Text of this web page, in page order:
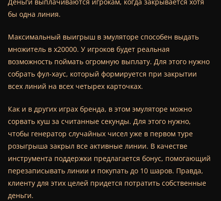
бы одна линия.
Максимальный выигрыш в эмуляторе способен выдать
множитель в х20000. У игроков будет реальная
возможность поймать огромную выплату. Для этого нужно
собрать фул-хаус, который формируется при закрытии
всех линий на всех четырех карточках.
Как и в других играх бренда, в этом эмуляторе можно
сорвать куш за считанные секунды. Для этого нужно,
чтобы генератор случайных чисел уже в первом туре
розыгрыша закрыл все активные линии. В качестве
инструмента поддержки предлагается бонус, помогающий
перезаписывать линии и покупать до 10 шаров. Правда,
клиенту для этих целей придется потратить собственные
деньги.